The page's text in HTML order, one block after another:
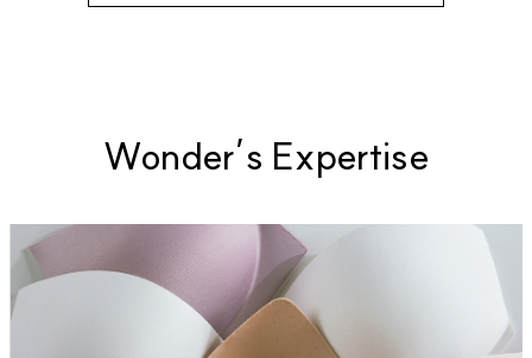
Wonder’s Expertise